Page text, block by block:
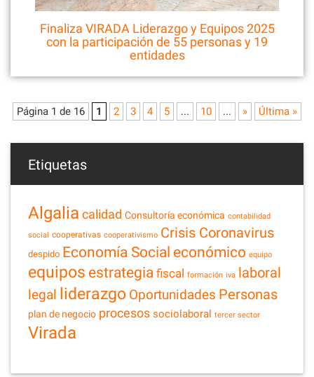
Finaliza VIRADA Liderazgo y Equipos 2025
con la participación de 55 personas y 19
entidades
Página 1 de 16 1 2 3 4 5 ... 10 ... » Última »
Etiquetas
Algalia calidad Consultoría económica contabilidad
social cooperativas cooperativismo Crisis Coronavirus
despido Economía Social económico equipo
equipos estrategia fiscal formación iva laboral
legal liderazgo Oportunidades Personas
plan de negocio procesos sociolaboral tercer sector
Virada